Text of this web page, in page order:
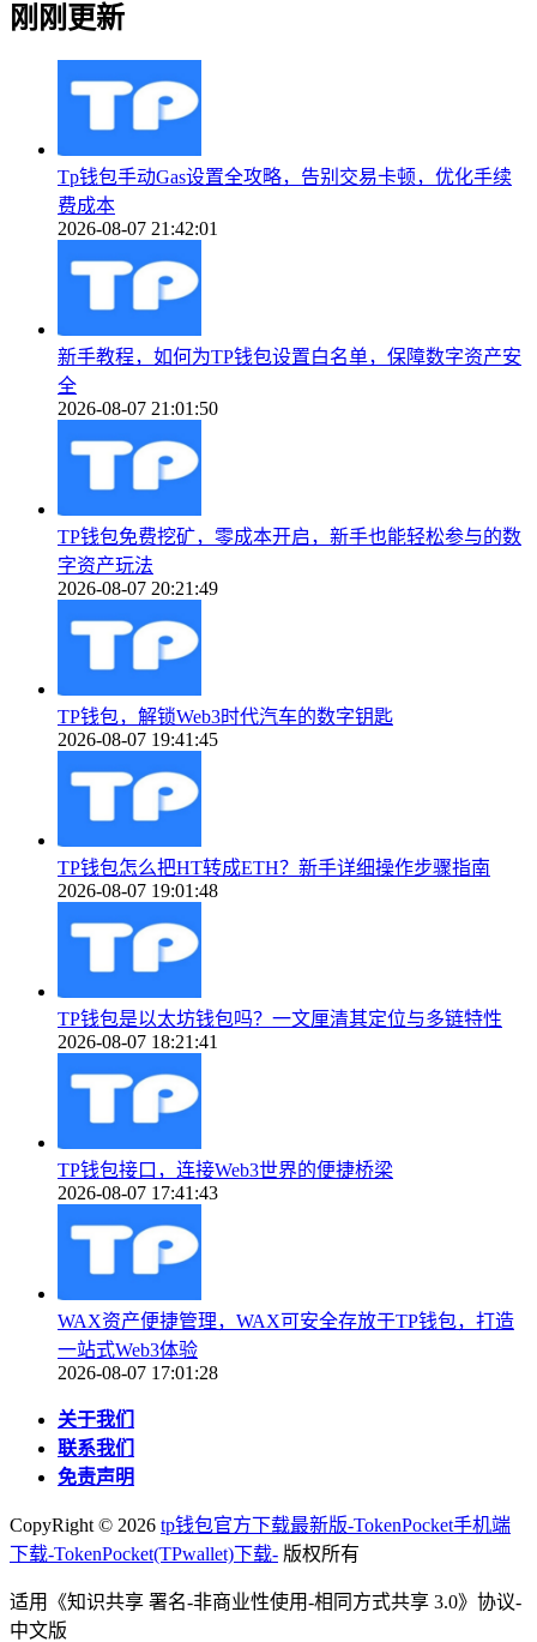
刚刚更新
Tp钱包手动Gas设置全攻略，告别交易卡顿，优化手续
费成本
2026-08-07 21:42:01
新手教程，如何为TP钱包设置白名单，保障数字资产安
全
2026-08-07 21:01:50
TP钱包免费挖矿，零成本开启，新手也能轻松参与的数
字资产玩法
2026-08-07 20:21:49
TP钱包，解锁Web3时代汽车的数字钥匙
2026-08-07 19:41:45
TP钱包怎么把HT转成ETH？新手详细操作步骤指南
2026-08-07 19:01:48
TP钱包是以太坊钱包吗？一文厘清其定位与多链特性
2026-08-07 18:21:41
TP钱包接口，连接Web3世界的便捷桥梁
2026-08-07 17:41:43
WAX资产便捷管理，WAX可安全存放于TP钱包，打造
一站式Web3体验
2026-08-07 17:01:28
关于我们
联系我们
免责声明
CopyRight © 2026 tp钱包官方下载最新版-TokenPocket手机端
下载-TokenPocket(TPwallet)下载- 版权所有
适用《知识共享 署名-非商业性使用-相同方式共享 3.0》协议-
中文版